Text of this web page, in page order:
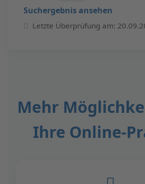
Suchergebnis ansehen
Letzte Überprüfung am:
Mehr
Ihre Online-